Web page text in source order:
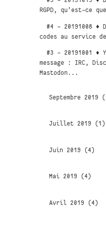
RGPD, qu'est-ce
#4 - 20191008 ♦
codes au service
#3 - 20191001 ♦
message : IRC,
Mastodon...
Septembre 2019
Juillet 2019 (1)
Juin 2019 (4)
Mai 2019 (4)
Avril 2019 (4)